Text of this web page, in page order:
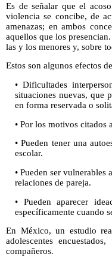
Es de señalar que el
violencia se concibe, de
amenazas; en ambos
aquellos que los
las y los menores y, sobre
Estos son algunos efectos
• Dificultades
situaciones nuevas, que
en forma reservada o
• Por los motivos citados
• Pueden tener una
escolar.
• Pueden ser
relaciones de pareja.
• Pueden aparecer
específicamente cuando
En México, un estudio
adolescentes
compañeros.